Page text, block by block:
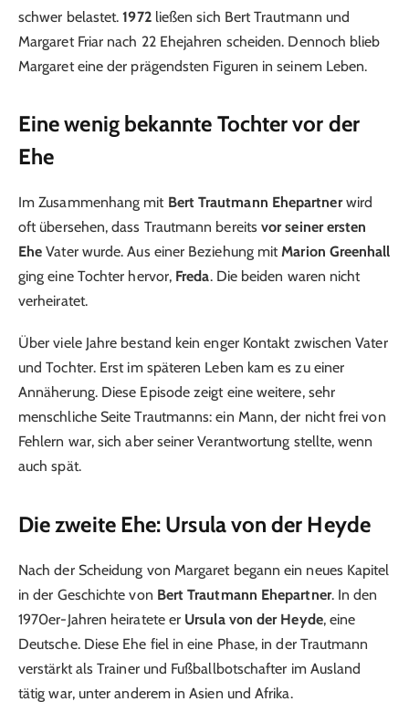
schwer belastet.1972ließen sich Bert Trautmann und
Margaret Friar nach 22 Ehejahren scheiden. Dennoch blieb
Margaret eine der prägendsten Figuren in seinem Leben.
Eine wenig bekannte Tochter vor der
Ehe
Im Zusammenhang mit Bert Trautmann Ehepartnerwird
oft übersehen, dass Trautmann bereitsvor seiner ersten
Ehe Vater wurde. Aus einer Beziehung mitMarion Greenhall
ging eine Tochter hervor, Freda. Die beiden waren nicht
verheiratet.
Über viele Jahre bestand kein enger Kontakt zwischen Vater
und Tochter. Erst im späteren Leben kam es zu einer
Annäherung. Diese Episode zeigt eine weitere, sehr
menschliche Seite Trautmanns: ein Mann, der nicht frei von
Fehlern war, sich aber seiner Verantwortung stellte, wenn
auch spät.
Die zweite Ehe: Ursula von der Heyde
Nach der Scheidung von Margaret begann ein neues Kapitel
in der Geschichte von Bert Trautmann Ehepartner. In den
1970er-Jahren heiratete er Ursula von der Heyde, eine
Deutsche. Diese Ehe fiel in eine Phase, in der Trautmann
verstärkt als Trainer und Fußballbotschafter im Ausland
tätig war, unter anderem in Asien und Afrika.